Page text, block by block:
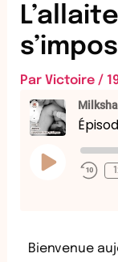
Par Victoire /
Episode
Bienvenue